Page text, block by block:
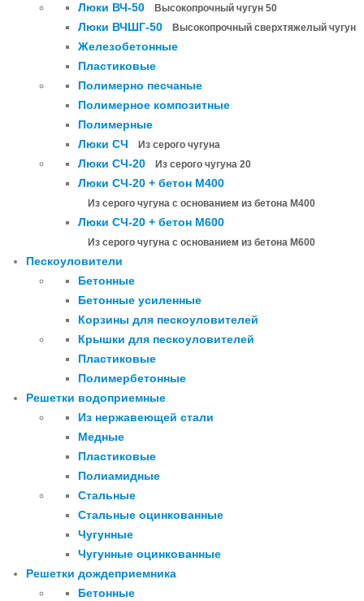
Люки ВЧ-50
Высокопрочный чугун 50
Люки ВЧШГ-50 Высокопрочный сверхтяжелый чугун
Железобетонные
Пластиковые
Полимерно песчаные
Полимерное композитные
Полимерные
Люки СЧ
Из серого чугуна
Люки СЧ-20 Из серого чугуна 20
Люки СЧ-20 + бетон М400
Из серого чугуна с основанием из бетона М400
Люки СЧ-20 + бетон М600
Из серого чугуна с основанием из бетона М600
Пескоуловители
Бетонные
Бетонные усиленные
Корзины для пескоуловителей
Крышки для пескоуловителей
Пластиковые
Полимербетонные
Решетки водоприемные
Из нержавеющей стали
Медные
Пластиковые
Полиамидные
Стальные
Стальные оцинкованные
Чугунные
Чугунные оцинкованные
Решетки дождеприемника
Бетонные